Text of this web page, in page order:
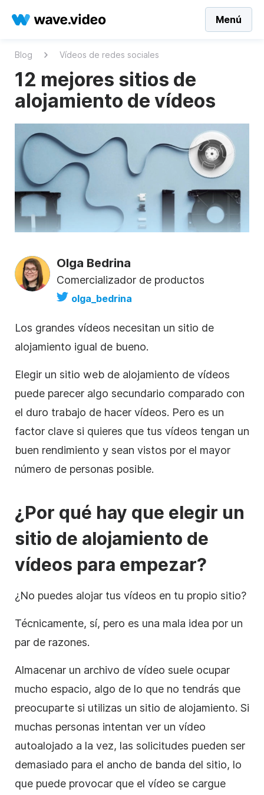
Menú
Blog Vídeos de redes sociales
12 mejores sitios de
alojamiento de vídeos
Olga Bedrina
Comercializador de productos
olga_bedrina
Los grandes vídeos necesitan un sitio de
alojamiento igual de bueno.
Elegir un sitio web de alojamiento de vídeos
puede parecer algo secundario comparado con
el duro trabajo de hacer vídeos. Pero es un
factor clave si quieres que tus vídeos tengan un
buen rendimiento y sean vistos por el mayor
número de personas posible.
¿Por qué hay que elegir un
sitio de alojamiento de
vídeos para empezar?
¿No puedes alojar tus vídeos en tu propio sitio?
Técnicamente, sí, pero es una mala idea por un
par de razones.
Almacenar un archivo de vídeo suele ocupar
mucho espacio, algo de lo que no tendrás que
preocuparte si utilizas un sitio de alojamiento. Si
muchas personas intentan ver un vídeo
autoalojado a la vez, las solicitudes pueden ser
demasiado para el ancho de banda del sitio, lo
que puede provocar que el vídeo se cargue